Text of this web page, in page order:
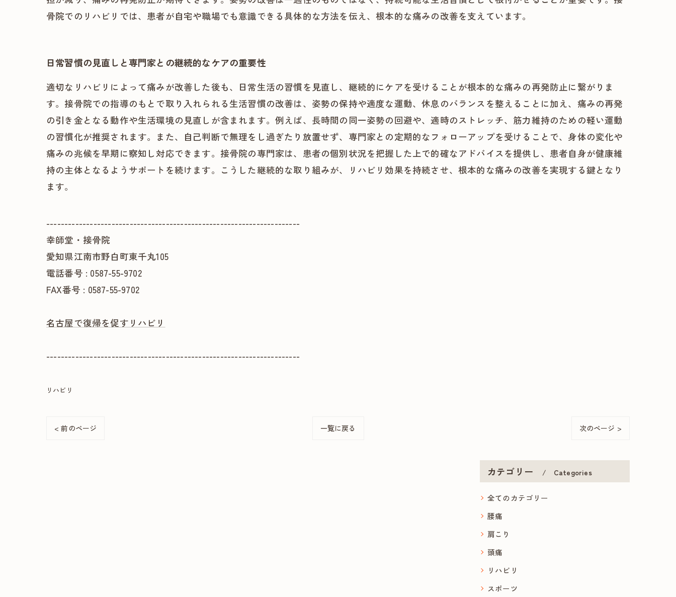
骨院でのリハビリでは、患者が自宅や職場でも意識できる具体的な方法を伝え、根本的な痛みの改善を支えています。
日常習慣の見直しと専門家との継続的なケアの重要性
適切なリハビリによって痛みが改善した後も、日常生活の習慣を見直し、継続的にケアを受けることが根本的な痛みの再発防止に繋がりま
す。接骨院での指導のもとで取り入れられる生活習慣の改善は、姿勢の保持や適度な運動、休息のバランスを整えることに加え、痛みの再発
の引き金となる動作や生活環境の見直しが含まれます。例えば、長時間の同一姿勢の回避や、適時のストレッチ、筋力維持のための軽い運動
の習慣化が推奨されます。また、自己判断で無理をし過ぎたり放置せず、専門家との定期的なフォローアップを受けることで、身体の変化や
痛みの兆候を早期に察知し対応できます。接骨院の専門家は、患者の個別状況を把握した上で的確なアドバイスを提供し、患者自身が健康維
持の主体となるようサポートを続けます。こうした継続的な取り組みが、リハビリ効果を持続させ、根本的な痛みの改善を実現する鍵となり
ます。
----------------------------------------------------------------------
幸師堂・接骨院
愛知県江南市野白町東千丸105
電話番号 : 0587-55-9702
FAX番号 : 0587-55-9702
名古屋で復帰を促すリハビリ
----------------------------------------------------------------------
リハビリ
< 前のページ 一覧に戻る 次のページ >
カテゴリー Categories
全てのカテゴリー
腰痛
肩こり
頭痛
リハビリ
スポーツ